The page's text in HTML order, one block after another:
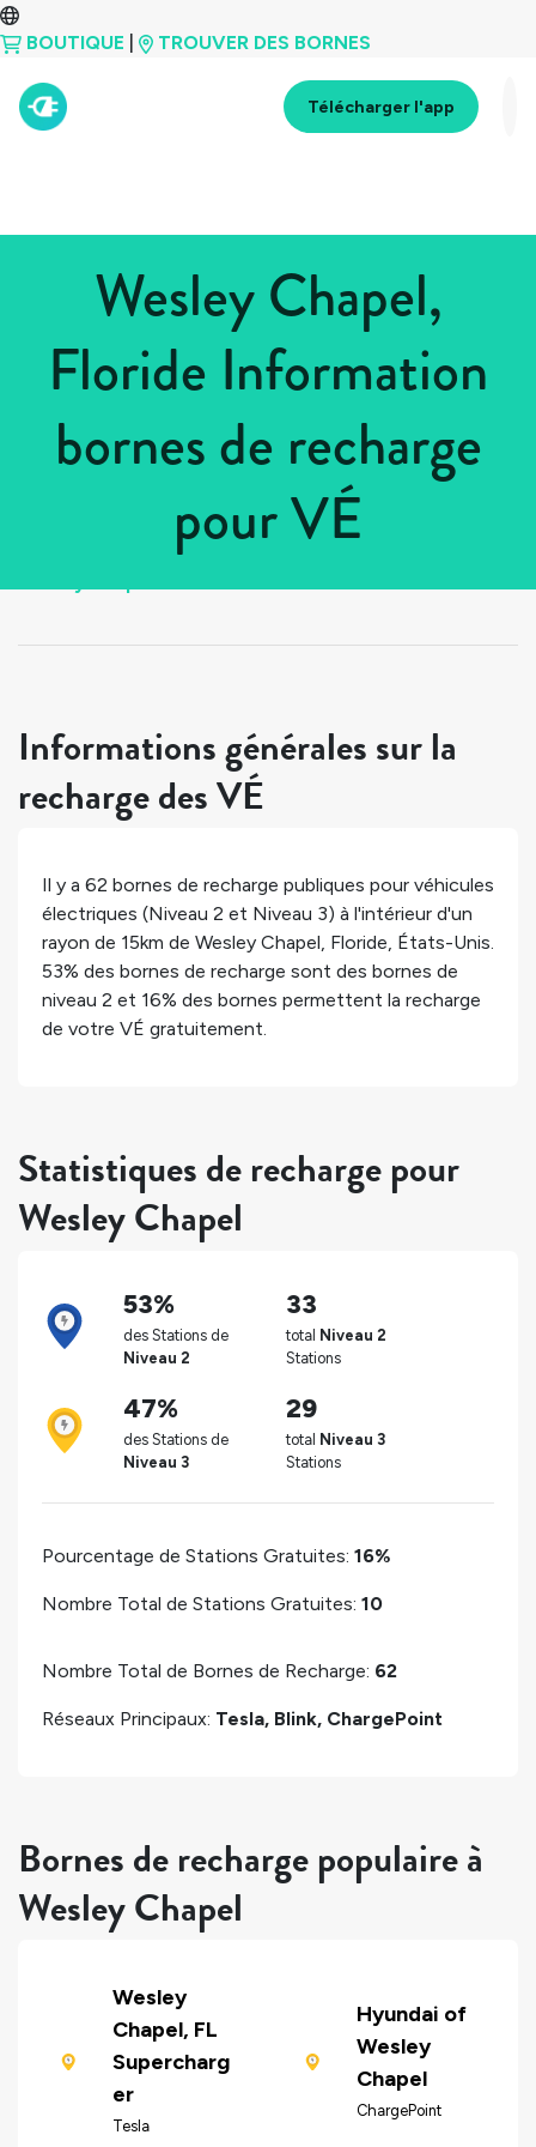
BOUTIQUE TROUVER DES BORNES
Télécharger l'app
Wesley Chapel,
Floride Information
bornes de recharge
pour VÉ
États-Unis
Informations générales sur la
recharge des VÉ
Il y a 62 bornes de recharge publiques pour véhicules
électriques (Niveau 2 et Niveau 3) à l'intérieur d'un
rayon de 15km de Wesley Chapel, Floride, États-Unis.
53% des bornes de recharge sont des bornes de
niveau 2 et 16% des bornes permettent la recharge
de votre VÉ gratuitement.
Statistiques de recharge pour
Wesley Chapel
53%
des Stations de
Niveau 2
33
total Niveau 2
Stations
47%
des Stations de
Niveau 3
29
total Niveau 3
Stations
Pourcentage de Stations Gratuites: 16%
Nombre Total de Stations Gratuites: 10
Nombre Total de Bornes de Recharge: 62
Réseaux Principaux: Tesla, Blink, ChargePoint
Bornes de recharge populaire à
Wesley Chapel
Wesley
Chapel, FL
Supercharg
er
Tesla
Hyundai of
Wesley
Chapel
ChargePoint